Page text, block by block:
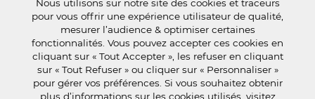
Site groupe : www.gl-events.com
GL Store :store.gl-events.com
Nous utilisons sur notre site des cookies et traceurs
pour vous offrir une expérience utilisateur de qualité,
mesurer l’audience & optimiser certaines
fonctionnalités. Vous pouvez accepter ces cookies en
cliquant sur « Tout Accepter », les refuser en cliquant
sur « Tout Refuser » ou cliquer sur « Personnaliser »
pour gérer vos préférences. Si vous souhaitez obtenir
plus d’informations sur les cookies utilisés, visitez